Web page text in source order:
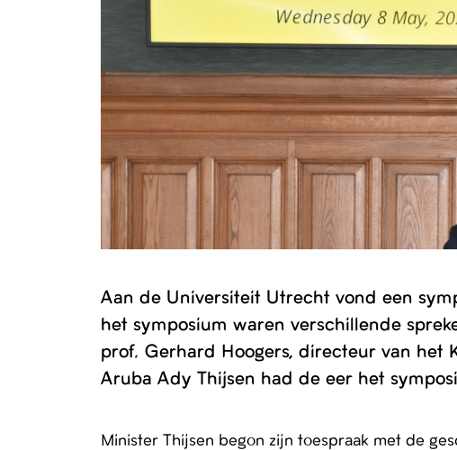
Aan de Universiteit Utrecht vond een
het symposium waren verschillende
prof. Gerhard Hoogers, directeur van het
Aruba Ady Thijsen had de eer het
Minister Thijsen begon zijn toespraak met de